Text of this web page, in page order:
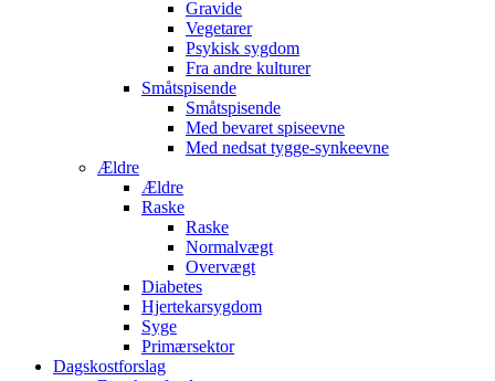
Gravide
Vegetarer
Psykisk sygdom
Fra andre kulturer
Småtspisende
Småtspisende
Med bevaret spiseevne
Med nedsat tygge-synkeevne
Ældre
Ældre
Raske
Raske
Normalvægt
Overvægt
Diabetes
Hjertekarsygdom
Syge
Primærsektor
Dagskostforslag